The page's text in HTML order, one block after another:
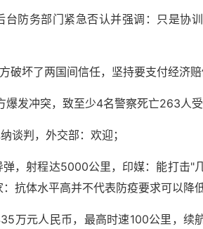
防务部门紧急否认并强调：只是协
坏了两国间信任，坚持要支付经济赔
发冲突，致至少4名警察死亡263人受
谈判，外交部：欢迎；
，射程达5000公里，印媒：能打击"
抗体水平高并不代表防疫要求可以降低
万元人民币，最高时速100公里，续